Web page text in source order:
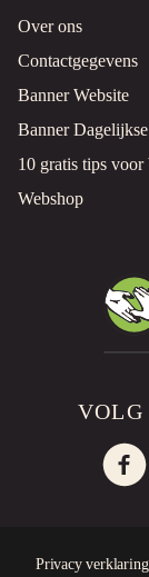
Over ons
Contactgegevens
Banner Website
Banner
10 gratis tips voor
Webshop
VOLG
Privacy verklaring